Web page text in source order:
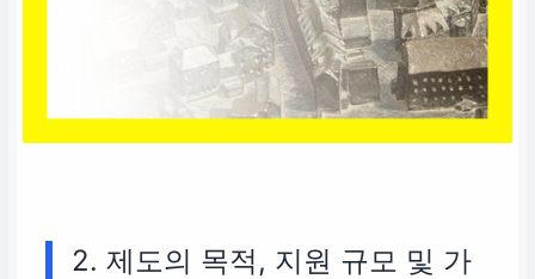
2. 제도의 목적, 지원 규모 및 가